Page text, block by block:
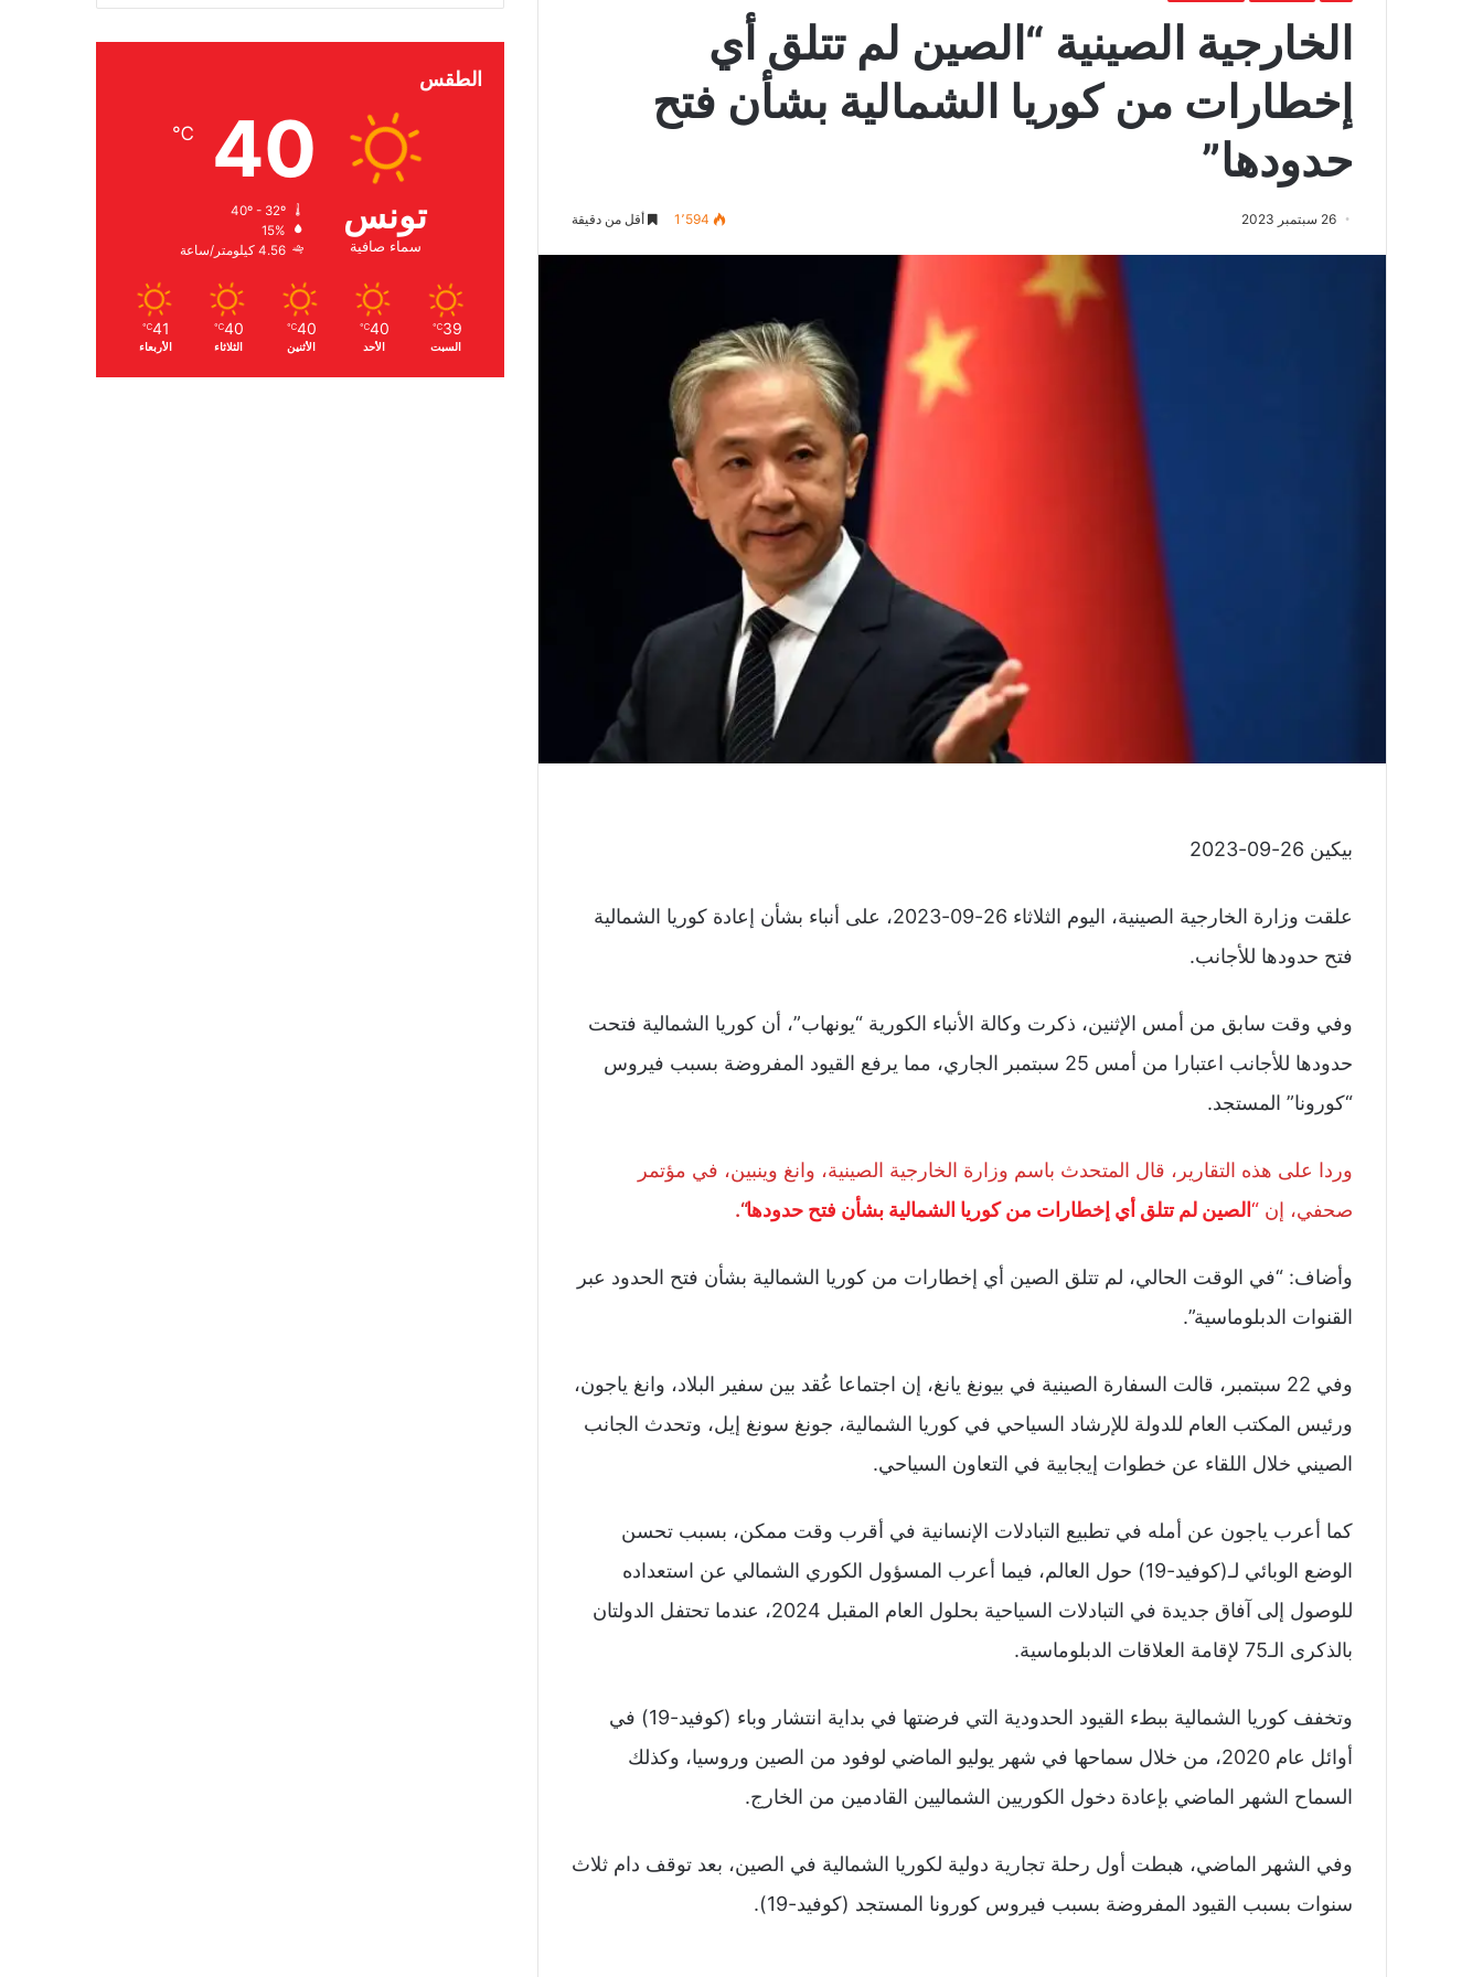
الخارجية الصينية “الصين لم تتلق أي
إخطارات من كوريا الشمالية بشأن فتح
حدودها”
26 سبتمبر 2023 1٬594 أقل من دقيقة
بيكين 26-09-2023
علقت وزارة الخارجية الصينية، اليوم الثلاثاء 26-09-2023، على أنباء بشأن إعادة كوريا الشمالية
فتح حدودها للأجانب.‏
وفي وقت سابق من أمس الإثنين، ذكرت وكالة الأنباء الكورية “يونهاب”، أن كوريا الشمالية فتحت
حدودها للأجانب اعتبارا من أمس 25 سبتمبر الجاري، مما يرفع القيود المفروضة بسبب فيروس
“كورونا” المستجد.
وردا على هذه التقارير، قال المتحدث باسم وزارة الخارجية الصينية، وانغ وينبين، في مؤتمر
صحفي، إن “الصين لم تتلق أي إخطارات من كوريا الشمالية بشأن فتح حدودها“.
وأضاف: “في الوقت الحالي، لم تتلق الصين أي إخطارات من كوريا الشمالية بشأن فتح الحدود عبر
القنوات الدبلوماسية”.
وفي 22 سبتمبر، قالت السفارة الصينية في بيونغ يانغ، إن اجتماعا عُقد بين سفير البلاد، وانغ ياجون،
ورئيس المكتب العام للدولة للإرشاد السياحي في كوريا الشمالية، جونغ سونغ إيل، وتحدث الجانب
الصيني خلال اللقاء عن خطوات إيجابية في التعاون السياحي.
كما أعرب ياجون عن أمله في تطبيع التبادلات الإنسانية في أقرب وقت ممكن، بسبب تحسن
الوضع الوبائي لـ(كوفيد-19) حول العالم، فيما أعرب المسؤول الكوري الشمالي عن استعداده
للوصول إلى آفاق جديدة في التبادلات السياحية بحلول العام المقبل 2024، عندما تحتفل الدولتان
بالذكرى الـ75 لإقامة العلاقات الدبلوماسية.
وتخفف كوريا الشمالية ببطء القيود الحدودية التي فرضتها في بداية انتشار وباء (كوفيد-19) في
أوائل عام 2020، من خلال سماحها في شهر يوليو الماضي لوفود من الصين وروسيا، وكذلك
السماح الشهر الماضي بإعادة دخول الكوريين الشماليين القادمين من الخارج.
وفي الشهر الماضي، هبطت أول رحلة تجارية دولية لكوريا الشمالية في الصين، بعد توقف دام ثلاث
سنوات بسبب القيود المفروضة بسبب فيروس كورونا المستجد (كوفيد-19).
الطقس
تونس
سماء صافية
40
℃
15%
4.56 كيلومتر/ساعة
39
℃
السبت
40
℃
الأحد
40
℃
الأثنين
40
℃
الثلاثاء
41
℃
الأربعاء